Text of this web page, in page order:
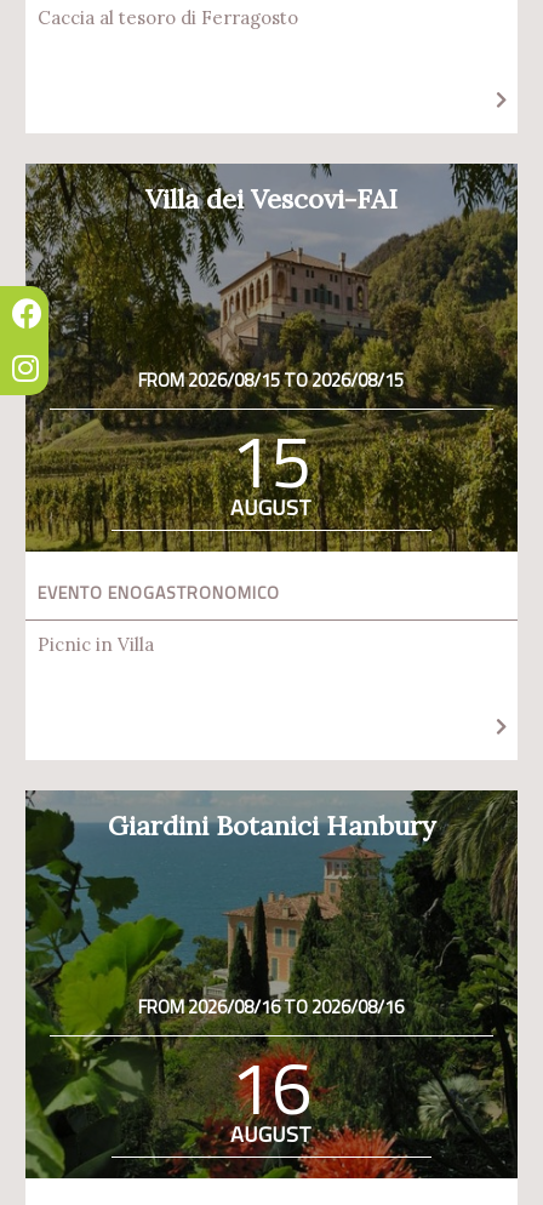
Caccia al tesoro di Ferragosto
Villa dei Vescovi-FAI
FROM 2026/08/15 TO 2026/08/15
15
AUGUST
EVENTO ENOGASTRONOMICO
Picnic in Villa
Giardini Botanici Hanbury
FROM 2026/08/16 TO 2026/08/16
16
AUGUST